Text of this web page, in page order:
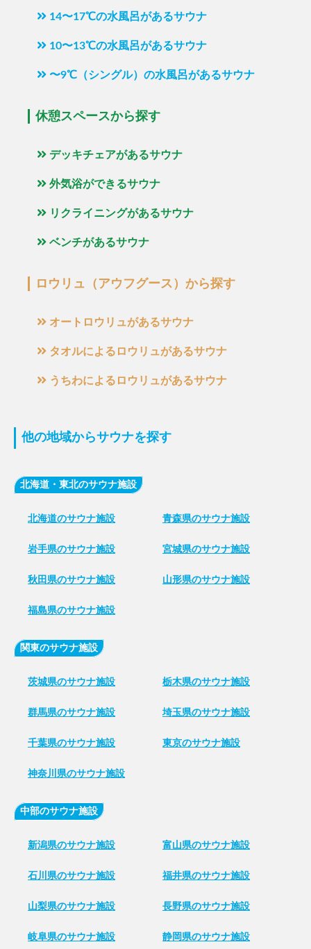
14〜17℃の水風呂があるサウナ
10〜13℃の水風呂があるサウナ
〜9℃（シングル）の水風呂があるサウナ
休憩スペースから探す
デッキチェアがあるサウナ
外気浴ができるサウナ
リクライニングがあるサウナ
ベンチがあるサウナ
ロウリュ（アウフグース）から探す
オートロウリュがあるサウナ
タオルによるロウリュがあるサウナ
うちわによるロウリュがあるサウナ
他の地域からサウナを探す
北海道・東北のサウナ施設
北海道のサウナ施設 青森県のサウナ施設
岩手県のサウナ施設 宮城県のサウナ施設
秋田県のサウナ施設 山形県のサウナ施設
福島県のサウナ施設
関東のサウナ施設
茨城県のサウナ施設 栃木県のサウナ施設
群馬県のサウナ施設 埼玉県のサウナ施設
千葉県のサウナ施設 東京のサウナ施設
神奈川県のサウナ施設
中部のサウナ施設
新潟県のサウナ施設 富山県のサウナ施設
石川県のサウナ施設 福井県のサウナ施設
山梨県のサウナ施設 長野県のサウナ施設
岐阜県のサウナ施設 静岡県のサウナ施設